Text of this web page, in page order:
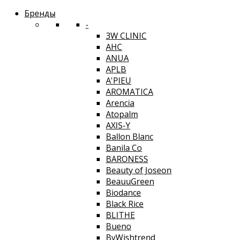
Бренды
-
3W CLINIC
AHC
ANUA
APLB
A'PIEU
AROMATICA
Arencia
Atopalm
AXIS-Y
Ballon Blanc
Banila Co
BARONESS
Beauty of Joseon
BeauuGreen
Biodance
Black Rice
BLITHE
Bueno
ByWishtrend